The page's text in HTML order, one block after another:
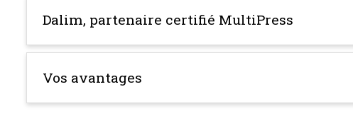
Dalim, partenaire certifié MultiPress
Vos avantages